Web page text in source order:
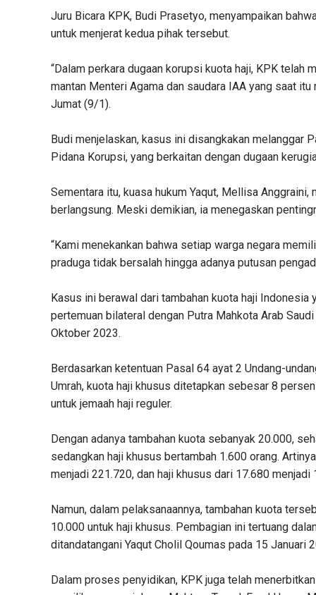
Juru Bicara KPK, Budi Prasetyo, menyampaikan
untuk menjerat kedua pihak tersebut.
“Dalam perkara dugaan korupsi kuota haji, KPK telah
mantan Menteri Agama dan saudara IAA yang saat
Jumat (9/1).
Budi menjelaskan, kasus ini disangkakan melanggar
Pidana Korupsi, yang berkaitan dengan dugaan
Sementara itu, kuasa hukum Yaqut, Mellisa
berlangsung. Meski demikian, ia menegaskan
“Kami menekankan bahwa setiap warga negara
praduga tidak bersalah hingga adanya putusan
Kasus ini berawal dari tambahan kuota haji
pertemuan bilateral dengan Putra Mahkota Arab
Oktober 2023.
Berdasarkan ketentuan Pasal 64 ayat 2 Undang-
Umrah, kuota haji khusus ditetapkan sebesar 8
untuk jemaah haji reguler.
Dengan adanya tambahan kuota sebanyak 20.000,
sedangkan haji khusus bertambah 1.600 orang.
menjadi 221.720, dan haji khusus dari 17.680 menjadi
Namun, dalam pelaksanaannya, tambahan kuota
10.000 untuk haji khusus. Pembagian ini tertuang
ditandatangani Yaqut Cholil Qoumas pada 15 Januari
Dalam proses penyidikan, KPK juga telah